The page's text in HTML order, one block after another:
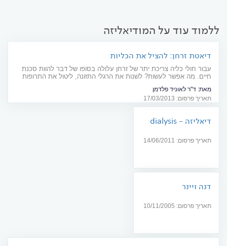
ללמוד עוד על המודיאליזה
דיאטת זרחן: להציל את הכליות
עבור חולי כליה צריכת יתר של זרחן עלולה בסופו של דבר להוות סכנת
חיים. מה אפשר לעשות? לשנות את הרגלי התזונה, ליטול את התרופות
מאת: ד"ר לאוניד פלדמן
תאריך פרסום: 17/03/2013
דיאליזה - dialysis
תאריך פרסום: 14/06/2011
דנה ויינר
תאריך פרסום: 10/11/2005